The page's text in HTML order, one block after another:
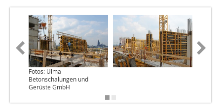
Fotos: Ulma
Betonschalungen und
Gerüste GmbH